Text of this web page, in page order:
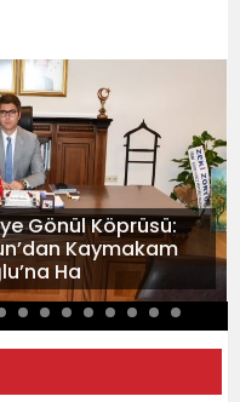
Gönül Köprüsü:
Kaymakam
Ha